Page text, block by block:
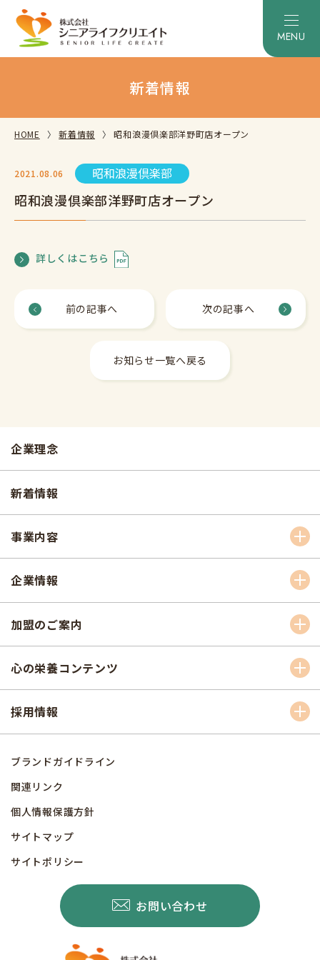
新着情報
HOME 新着情報 昭和浪漫倶楽部洋野町店オープン
2021.08.06 昭和浪漫倶楽部
昭和浪漫倶楽部洋野町店オープン
詳しくはこちら
前の記事へ 次の記事へ
お知らせ一覧へ戻る
企業理念
新着情報
事業内容
企業情報
加盟のご案内
心の栄養コンテンツ
採用情報
ブランドガイドライン
関連リンク
個人情報保護方針
サイトマップ
サイトポリシー
お問い合わせ